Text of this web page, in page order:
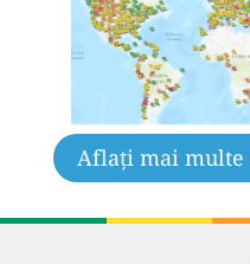
Aflați mai multe